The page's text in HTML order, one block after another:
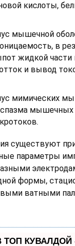
кислоты,
мышечной
в
жидкой части
и вывод
мимических
существуют
параметры
формы,
ватными
ТОП КУВАЛДОЙ